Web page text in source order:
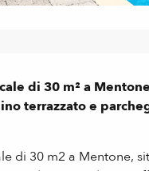
di 30 m² a
terrazzato e
di 30 m2 a Mentone,